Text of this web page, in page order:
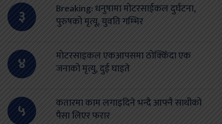
३
Breaking: धनुषामा मोटरसाईकल दुर्घटना,
पुरुषको मृत्यू, युवति गम्भिर
४
मोटरसाइकल एकआपसमा ठोक्किँदा एक
जनाको मृत्यु, दुई घाइते
५
कतारमा काम लगाइदिने भन्दै आफ्नै साथीको
पैसा लिएर फरार